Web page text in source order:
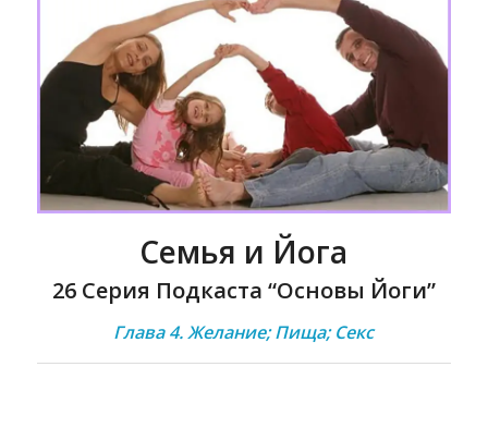
Семья и Йога
26 Серия Подкаста “Основы Йоги”
Глава 4. Желание; Пища; Секс